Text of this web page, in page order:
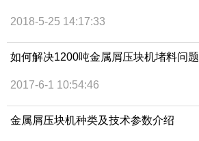
2018-5-25 14:17:33
如何解决1200吨金属屑压块机堵料问题
2017-6-1 10:54:46
金属屑压块机种类及技术参数介绍